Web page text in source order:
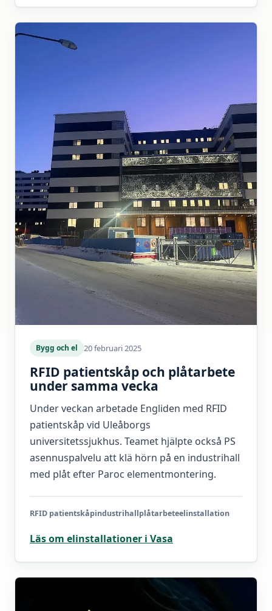
Bygg och el 20 februari 2025
RFID patientskåp och plåtarbete
under samma vecka
Under veckan arbetade Engliden med RFID
patientskåp vid Uleåborgs
universitetssjukhus. Teamet hjälpte också PS
asennuspalvelu att klä hörn på en industrihall
med plåt efter Paroc elementmontering.
RFID patientskåpindustrihallplåtarbeteelinstallation
Läs om elinstallationer i Vasa